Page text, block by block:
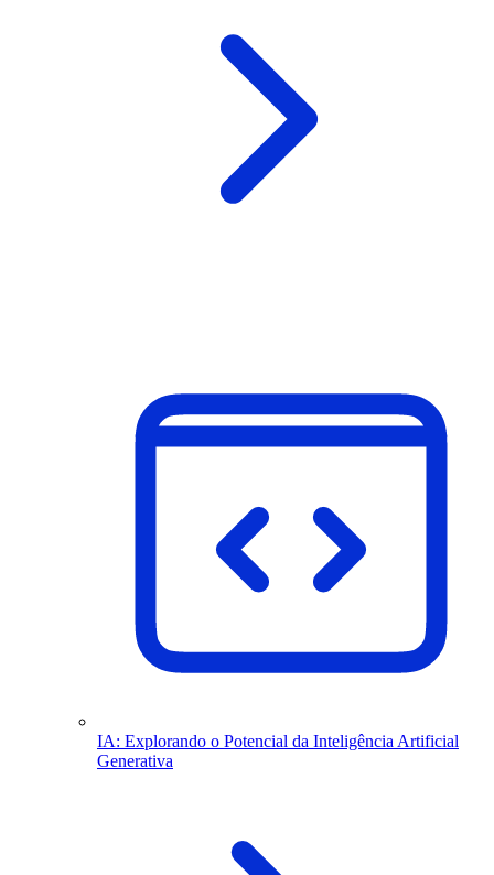
IA: Explorando o Potencial da Inteligência Artificial
Generativa